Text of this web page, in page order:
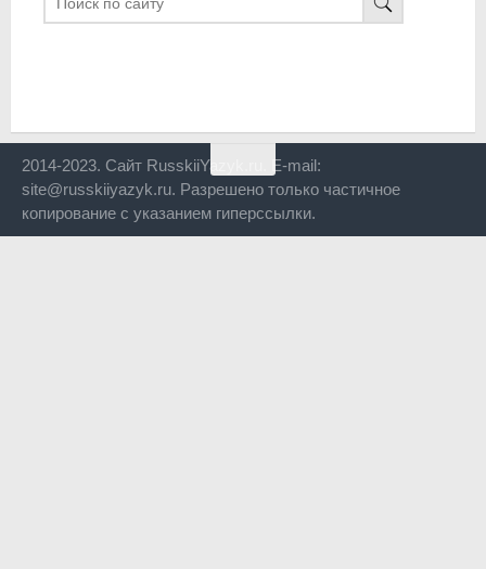
2014-2023. Сайт RusskiiYazyk.ru. E-mail:
site@russkiiyazyk.ru. Разрешено только частичное
копирование с указанием гиперссылки.